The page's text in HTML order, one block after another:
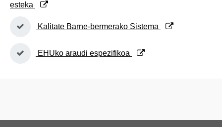
esteka
(Beste leiho bat zabalduko du)
Kalitate Barne-bermerako Sistema
(Beste leiho bat zabalduko du)
EHUko araudi espezifikoa